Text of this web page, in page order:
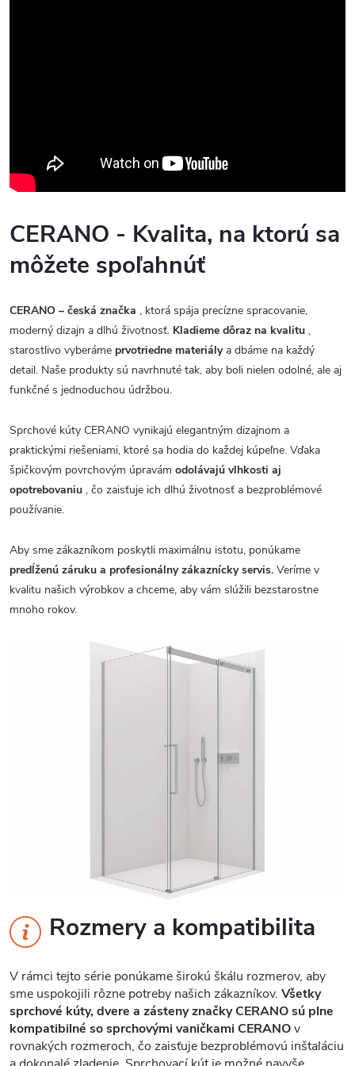
CERANO - Kvalita, na ktorú sa
môžete spoľahnúť
CERANO – česká značka , ktorá spája precízne spracovanie,
moderný dizajn a dlhú životnosť. Kladieme dôraz na kvalitu ,
starostlivo vyberáme prvotriedne materiálya dbáme na každý
detail. Naše produkty sú navrhnuté tak, aby boli nielen odolné, ale aj
funkčné s jednoduchou údržbou.
Sprchové kúty CERANO vynikajú elegantným dizajnom a
praktickými riešeniami, ktoré sa hodia do každej kúpeľne. Vďaka
špičkovým povrchovým úpravám odolávajú vlhkosti aj
opotrebovaniu , čo zaisťuje ich dlhú životnosť a bezproblémové
používanie.
Aby sme zákazníkom poskytli maximálnu istotu, ponúkame
predĺženú záruku a profesionálny zákaznícky servis. Veríme v
kvalitu našich výrobkov a chceme, aby vám slúžili bezstarostne
mnoho rokov.
Rozmery a kompatibilita
V rámci tejto série ponúkame širokú škálu rozmerov, aby
sme uspokojili rôzne potreby našich zákazníkov. Všetky
sprchové kúty, dvere a zásteny značky CERANO sú plne
kompatibilné so sprchovými vaničkami CERANOv
rovnakých rozmeroch, čo zaisťuje bezproblémovú inštaláciu